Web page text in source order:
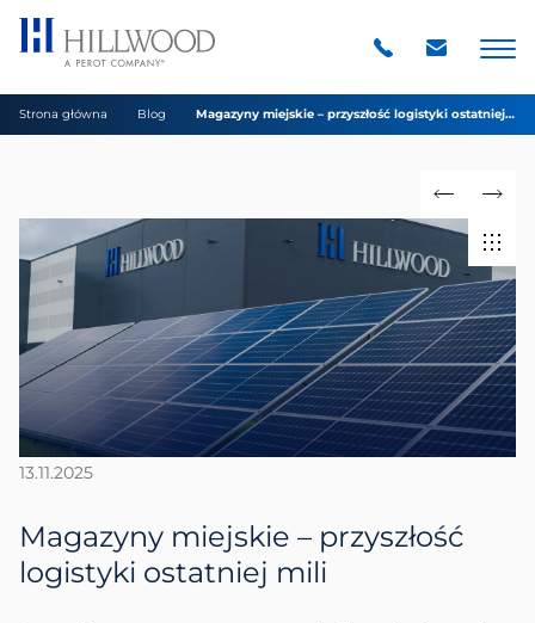
Strona główna Blog Magazyny miejskie – przyszłość logistyki ostatniej
mili
13.11.2025
Magazyny miejskie – przyszłość
logistyki ostatniej mili